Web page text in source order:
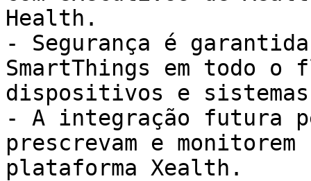
Health.
- Segurança é garantida
SmartThings em todo o
dispositivos e
- A integração futura
prescrevam e
plataforma Xealth.